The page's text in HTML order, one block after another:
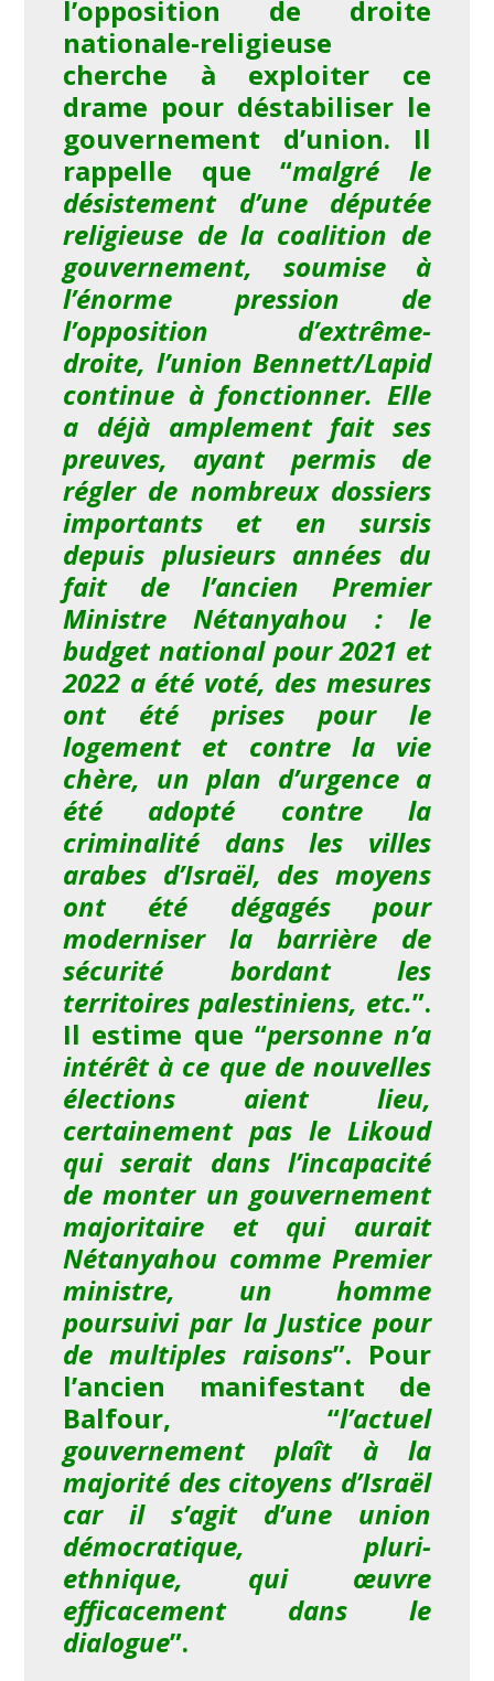
l’opposition de droite
nationale-religieuse
cherche à exploiter ce
drame pour déstabiliser le
gouvernement d’union. Il
rappelle que “malgré le
désistement d’une députée
religieuse de la coalition de
gouvernement, soumise à
l’énorme pression de
l’opposition d’extrême-
droite, l’union Bennett/Lapid
continue à fonctionner. Elle
a déjà amplement fait ses
preuves, ayant permis de
régler de nombreux dossiers
importants et en sursis
depuis plusieurs années du
fait de l’ancien Premier
Ministre Nétanyahou : le
budget national pour 2021 et
2022 a été voté, des mesures
ont été prises pour le
logement et contre la vie
chère, un plan d’urgence a
été adopté contre la
criminalité dans les villes
arabes d’Israël, des moyens
ont été dégagés pour
moderniser la barrière de
sécurité bordant les
territoires palestiniens, etc.”.
Il estime que “personne n’a
intérêt à ce que de nouvelles
élections aient lieu,
certainement pas le Likoud
qui serait dans l’incapacité
de monter un gouvernement
majoritaire et qui aurait
Nétanyahou comme Premier
ministre, un homme
poursuivi par la Justice pour
de multiples raisons”. Pour
l’ancien manifestant de
Balfour, “l’actuel
gouvernement plaît à la
majorité des citoyens d’Israël
car il s’agit d’une union
démocratique, pluri-
ethnique, qui œuvre
efficacement dans le
dialogue”.